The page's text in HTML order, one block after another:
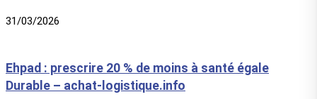
31/03/2026
Ehpad : prescrire 20 % de moins à santé égale
Durable – achat-logistique.info